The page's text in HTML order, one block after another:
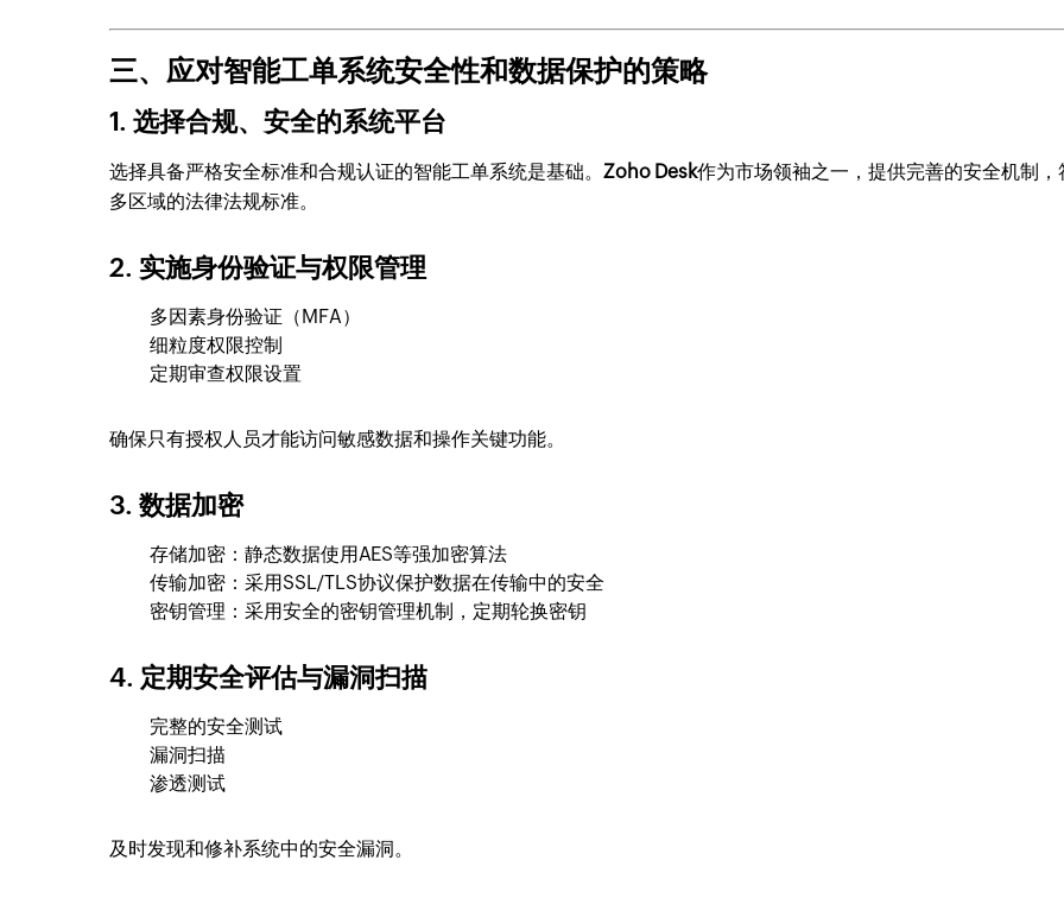
三、应对智能工单系统安全性和数据保护的策略
1. 选择合规、安全的系统平台
选择具备严格安全标准和合规认证的智能工单系统是基础。 Zoho Desk作为市场领袖之一，提供完善的安全机制，
多区域的法律法规标准。
2. 实施身份验证与权限管理
多因素身份验证（MFA）
细粒度权限控制
定期审查权限设置
确保只有授权人员才能访问敏感数据和操作关键功能。
3. 数据加密
存储加密：静态数据使用AES等强加密算法
传输加密：采用SSL/TLS协议保护数据在传输中的安全
密钥管理：采用安全的密钥管理机制，定期轮换密钥
4. 定期安全评估与漏洞扫描
完整的安全测试
漏洞扫描
渗透测试
及时发现和修补系统中的安全漏洞。